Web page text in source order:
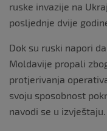
ruske invazije na
posljednje dvije
Dok su ruski napori
Moldavije propali
protjerivanja
svoju sposobnost
navodi se u izvještaju.